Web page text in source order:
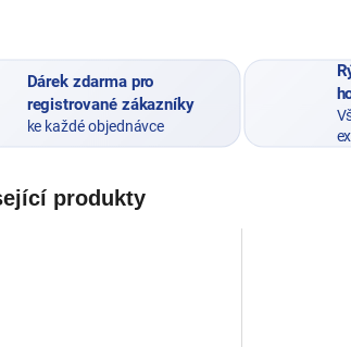
Dárek zdarma pro
registrované zákazníky
ke každé objednávce
produkty